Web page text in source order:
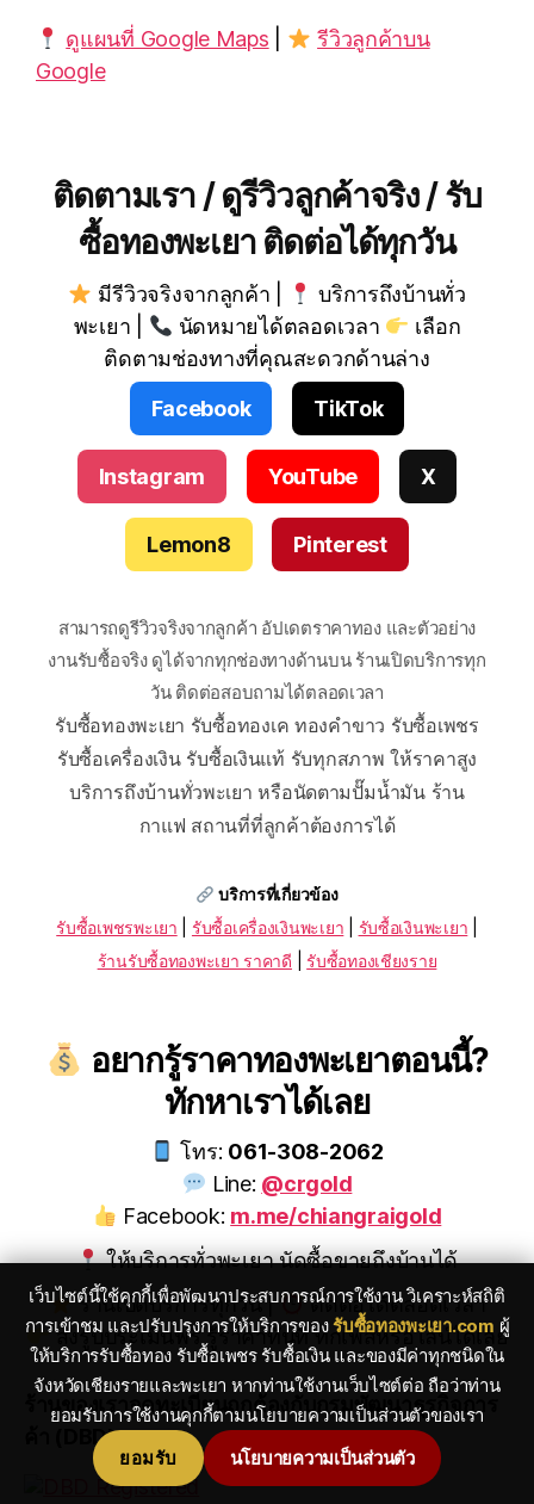
ดูแผนที่ Google Maps
รีวิวลูกค้าบน
Google
ติดตามเรา / ดูรีวิวลูกค้าจริง / รับ
ซื้อทองพะเยา ติดต่อได้ทุกวัน
มีรีวิวจริงจากลูกค้า |
บริการถึงบ้านทั่ว
พะเยา |
นัดหมายได้ตลอดเวลา
เลือก
ติดตามช่องทางที่คุณสะดวกด้านล่าง
Facebook
TikTok
Instagram YouTube X
Lemon8 Pinterest
สามารถดูรีวิวจริงจากลูกค้า อัปเดตราคาทอง และตัวอย่าง
งานรับซื้อจริง ดูได้จากทุกช่องทางด้านบน ร้านเปิดบริการทุก
วัน ติดต่อสอบถามได้ตลอดเวลา
รับซื้อทองพะเยา รับซื้อทองเค ทองคำขาว รับซื้อเพชร
รับซื้อเครื่องเงิน รับซื้อเงินแท้ รับทุกสภาพ ให้ราคาสูง
บริการถึงบ้านทั่วพะเยา หรือนัดตามปั๊มน้ำมัน ร้าน
กาแฟ สถานที่ที่ลูกค้าต้องการได้
บริการที่เกี่ยวข้อง
รับซื้อเพชรพะเยา
รับซื้อเครื่องเงินพะเยา รับซื้อเงินพะเยา
ร้านรับซื้อทองพะเยา ราคาดี
รับซื้อทองเชียงราย
อยากรู้ราคาทองพะเยาตอนนี้?
ทักหาเราได้เลย
โทร: 061-308-2062
Line: @crgold
Facebook: m.me/chiangraigold
ให้บริการทั่วพะเยา นัดซื้อขายถึงบ้านได้
ร้านเปิดบริการทุกวัน |
ติดต่อได้ตลอดเวลา
ส่งรูปประเมินฟรี รู้ราคาทันที ทักเฟสหรือไลน์ได้เลย
ร้านของเราจดทะเบียนถูกต้องกับกรมพัฒนาธุรกิจการ
ค้า (DBD)
เว็บไซต์นี้ใช้คุกกี้เพื่อพัฒนาประสบการณ์การใช้งาน วิเคราะห์สถิติ
การเข้าชม และปรับปรุงการให้บริการของรับซื้อทองพะเยา.com ผู้
ให้บริการรับซื้อทอง รับซื้อเพชร รับซื้อเงิน และของมีค่าทุกชนิดใน
จังหวัดเชียงรายและพะเยา หากท่านใช้งานเว็บไซต์ต่อ ถือว่าท่าน
ยอมรับการใช้งานคุกกี้ตามนโยบายความเป็นส่วนตัวของเรา
ยอมรับ
นโยบายความเป็นส่วนตัว